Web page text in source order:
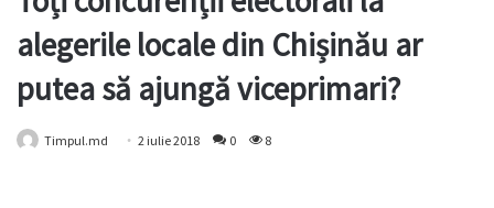
alegerile locale din Chișinău ar
putea să ajungă viceprimari?
Timpul.md 2 iulie 2018 0 8